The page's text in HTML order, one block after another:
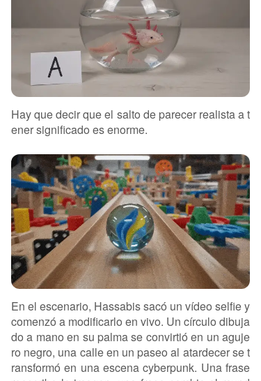
Hay que decir que el salto de parecer realista a t
ener significado es enorme.
En el escenario, Hassabis sacó un vídeo selfie y
comenzó a modificarlo en vivo. Un círculo dibuja
do a mano en su palma se convirtió en un aguje
ro negro, una calle en un paseo al atardecer se t
ransformó en una escena cyberpunk. Una frase